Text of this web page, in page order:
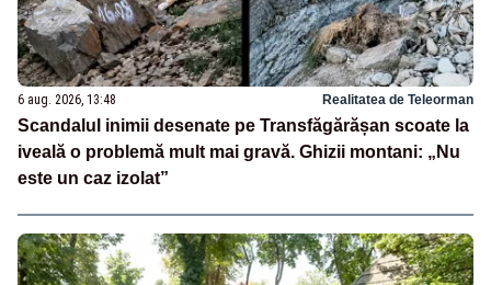
6 aug. 2026, 13:48 Realitatea de Teleorman
Scandalul inimii desenate pe Transfăgărășan scoate la
iveală o problemă mult mai gravă. Ghizii montani: „Nu
este un caz izolat”